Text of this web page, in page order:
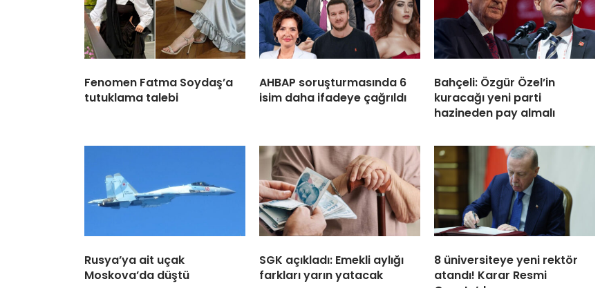
Fenomen Fatma Soydaş’a
tutuklama talebi
AHBAP soruşturmasında 6
isim daha ifadeye çağrıldı
Bahçeli: Özgür Özel’in
kuracağı yeni parti
hazineden pay almalı
Rusya’ya ait uçak
Moskova’da düştü
SGK açıkladı: Emekli aylığı
farkları yarın yatacak
8 üniversiteye yeni rektör
atandı! Karar Resmi